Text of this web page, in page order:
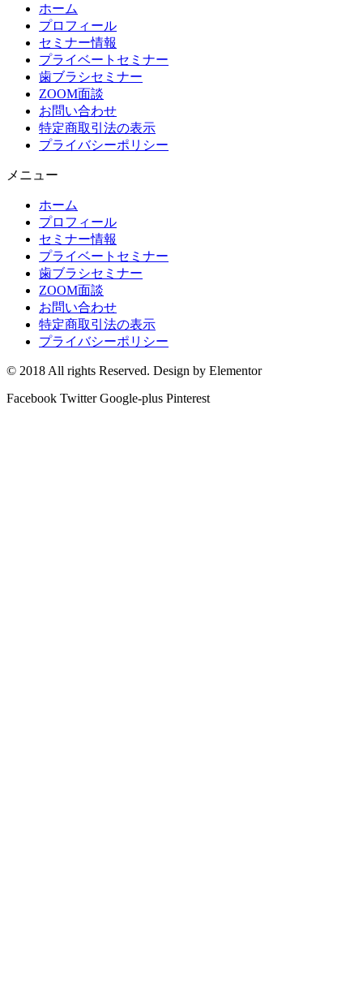
ホーム
プロフィール
セミナー情報
プライベートセミナー
歯ブラシセミナー
ZOOM面談
お問い合わせ
特定商取引法の表示
プライバシーポリシー
メニュー
ホーム
プロフィール
セミナー情報
プライベートセミナー
歯ブラシセミナー
ZOOM面談
お問い合わせ
特定商取引法の表示
プライバシーポリシー
© 2018 All rights Reserved. Design by Elementor
Facebook Twitter Google-plus Pinterest